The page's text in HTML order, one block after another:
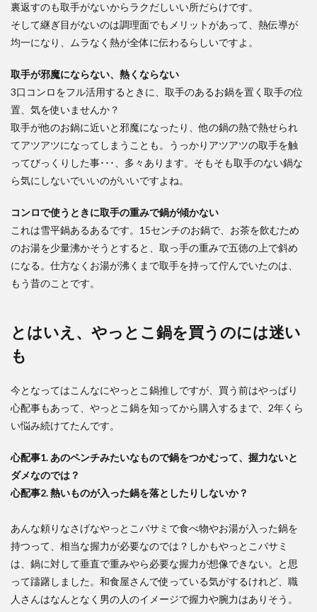
裏返すのも取手がないからラクだしいい所だらけです。
そして継ぎ目がないのは調理面でもメリットがあって、熱伝導が
均一になり、ムラなく熱が全体に伝わるらしいですよ。
取手が邪魔にならない、熱くならない
3口コンロをフル活用するときに、取手のあるお鍋を置く取手の位
置、気を使いませんか？
取手が他のお鍋に近いと邪魔になったり、他の鍋の熱で熱せられ
てアツアツになってしまうことも。うっかりアツアツの取手を触
ってびっくりした事･･･、多々あります。そもそも取手のない鍋な
ら気にしないでいいのがいいですよね。
コンロで使うときに取手の重みで鍋が傾かない
これは雪平鍋あるあるです。15センチのお鍋で、お茶を飲むため
のお湯を少量沸かそうとすると、取っ手の重みで五徳の上で斜め
になる。仕方なくお湯が沸くまで取手を持って佇んでいたのは、
もう昔のことです。
とはいえ、やっとこ鍋を買うのには迷い
も
今となってはこんなにやっとこ鍋推しですが、買う前はやっぱり
心配事もあって、やっとこ鍋を知ってから購入するまで、2年くら
い悩み続けてたんです。
心配事1. あのペンチみたいなもので鍋をつかむって、握力ないと
ダメなのでは？
心配事2. 熱いものが入った鍋を落としたりしないか？
あんな頼りなさげなやっとこバサミで食べ物やお湯が入った鍋を
持つって、相当な握力が必要なのでは？しかもやっとこバサミ
は、鍋に対して垂直で重みやら必要な握力が想像できない。と思
って躊躇しました。和食屋さんで使っている気がするけれど、職
人さんはなんとなく男の人のイメージで握力や腕力はありそう。